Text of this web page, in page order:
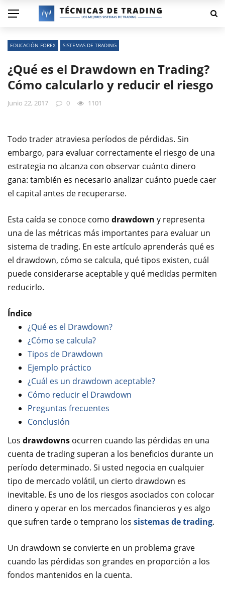
EDUCACIÓN FOREX SISTEMAS DE TRADING
¿Qué es el Drawdown en Trading?
Cómo calcularlo y reducir el riesgo
Junio 22, 2017 0 1101
Todo trader atraviesa períodos de pérdidas. Sin
embargo, para evaluar correctamente el riesgo de una
estrategia no alcanza con observar cuánto dinero
gana: también es necesario analizar cuánto puede caer
el capital antes de recuperarse.
Esta caída se conoce como drawdown y representa
una de las métricas más importantes para evaluar un
sistema de trading. En este artículo aprenderás qué es
el drawdown, cómo se calcula, qué tipos existen, cuál
puede considerarse aceptable y qué medidas permiten
reducirlo.
Índice
¿Qué es el Drawdown?
¿Cómo se calcula?
Tipos de Drawdown
Ejemplo práctico
¿Cuál es un drawdown aceptable?
Cómo reducir el Drawdown
Preguntas frecuentes
Conclusión
Los drawdowns ocurren cuando las pérdidas en una
cuenta de trading superan a los beneficios durante un
período determinado. Si usted negocia en cualquier
tipo de mercado volátil, un cierto drawdown es
inevitable. Es uno de los riesgos asociados con colocar
dinero y operar en los mercados financieros y es algo
que sufren tarde o temprano los sistemas de trading.
Un drawdown se convierte en un problema grave
cuando las pérdidas son grandes en proporción a los
fondos mantenidos en la cuenta.